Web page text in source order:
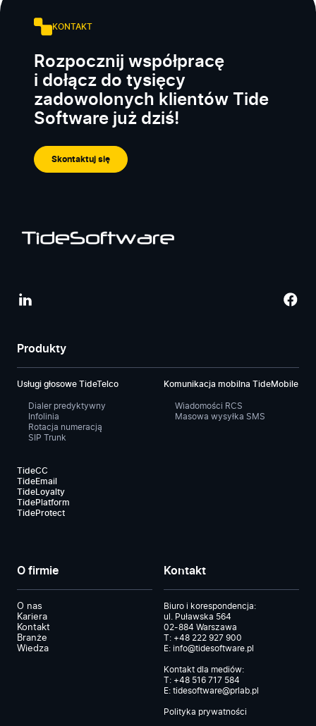
KONTAKT
Rozpocznij współpracę
i dołącz do tysięcy
zadowolonych klientów Tide
Software już dziś!
Skontaktuj się
Produkty
Usługi głosowe TideTelco
Dialer predyktywny
Infolinia
Rotacja numeracją
SIP Trunk
Komunikacja mobilna TideMobile
Wiadomości RCS
Masowa wysyłka SMS
TideCC
TideEmail
TideLoyalty
TidePlatform
TideProtect
O firmie
O nas
Kariera
Kontakt
Branże
Wiedza
Kontakt
Biuro i korespondencja:
ul. Puławska 564
02-884 Warszawa
T: +48 222 927 900
E: info@tidesoftware.pl
Kontakt dla mediów:
T: +48 516 717 584
E: tidesoftware@prlab.pl
Polityka prywatności